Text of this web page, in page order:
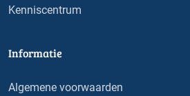
Kenniscentrum
Informatie
Algemene voorwaarden